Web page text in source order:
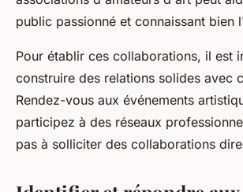
public passionné et connaissant bien
Pour établir ces collaborations, il est
construire des relations solides avec
Rendez-vous aux événements
participez à des réseaux
pas à solliciter des collaborations